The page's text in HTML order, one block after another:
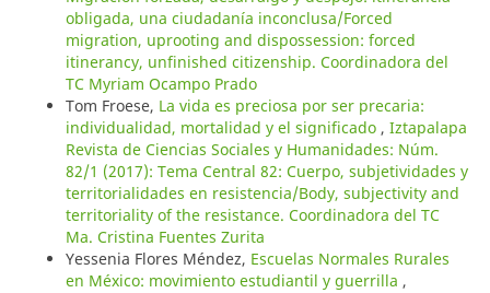
obligada, una ciudadanía inconclusa/Forced
migration, uprooting and dispossession: forced
itinerancy, unfinished citizenship. Coordinadora del
TC Myriam Ocampo Prado
Tom Froese, La vida es preciosa por ser precaria:
individualidad, mortalidad y el significado , Iztapalapa
Revista de Ciencias Sociales y Humanidades: Núm.
82/1 (2017): Tema Central 82: Cuerpo, subjetividades y
territorialidades en resistencia/Body, subjectivity and
territoriality of the resistance. Coordinadora del TC
Ma. Cristina Fuentes Zurita
Yessenia Flores Méndez, Escuelas Normales Rurales
en México: movimiento estudiantil y guerrilla ,